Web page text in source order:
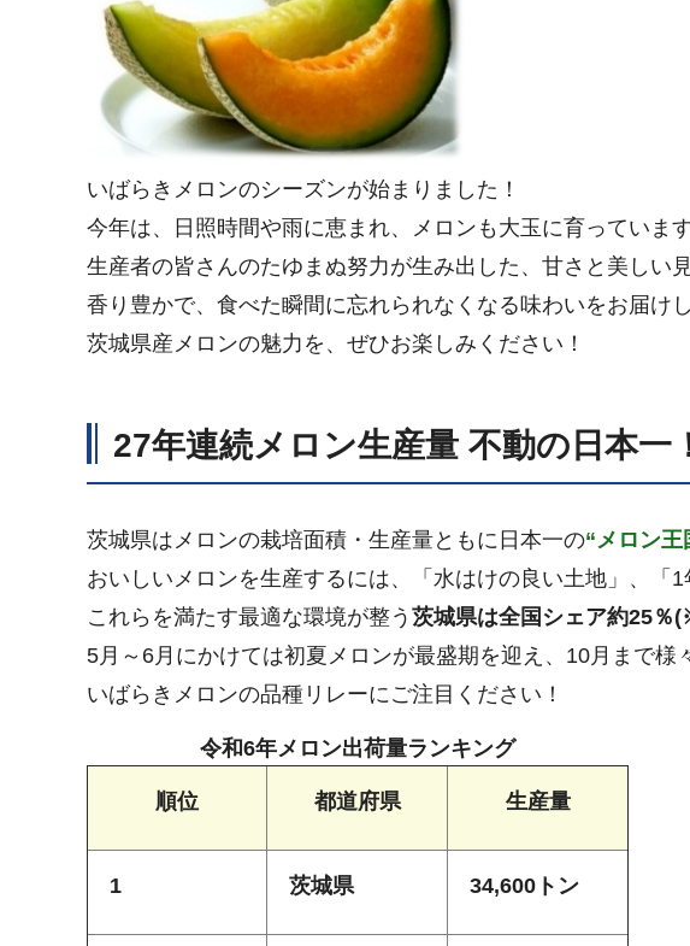
いばらきメロンのシーズンが始まりました！
今年は、日照時間や雨に恵まれ、メロンも大玉に育っています
生産者の皆さんのたゆまぬ努力が生み出した、甘さと美しい
香り豊かで、食べた瞬間に忘れられなくなる味わいをお届けし
茨城県産メロンの魅力を、ぜひお楽しみください！
27年連続メロン生産量 不動の日本一
茨城県はメロンの栽培面積・生産量ともに日本一の“メロン王
おいしいメロンを生産するには、「水はけの良い土地」、「
これらを満たす最適な環境が整う 茨城県は全国シェア約25％
5月～6月にかけては初夏メロンが最盛期を迎え、10月まで様
いばらきメロンの品種リレーにご注目ください！
令和6年メロン出荷量ランキング
順位 都道府県 生産量
1 茨城県 34,600トン